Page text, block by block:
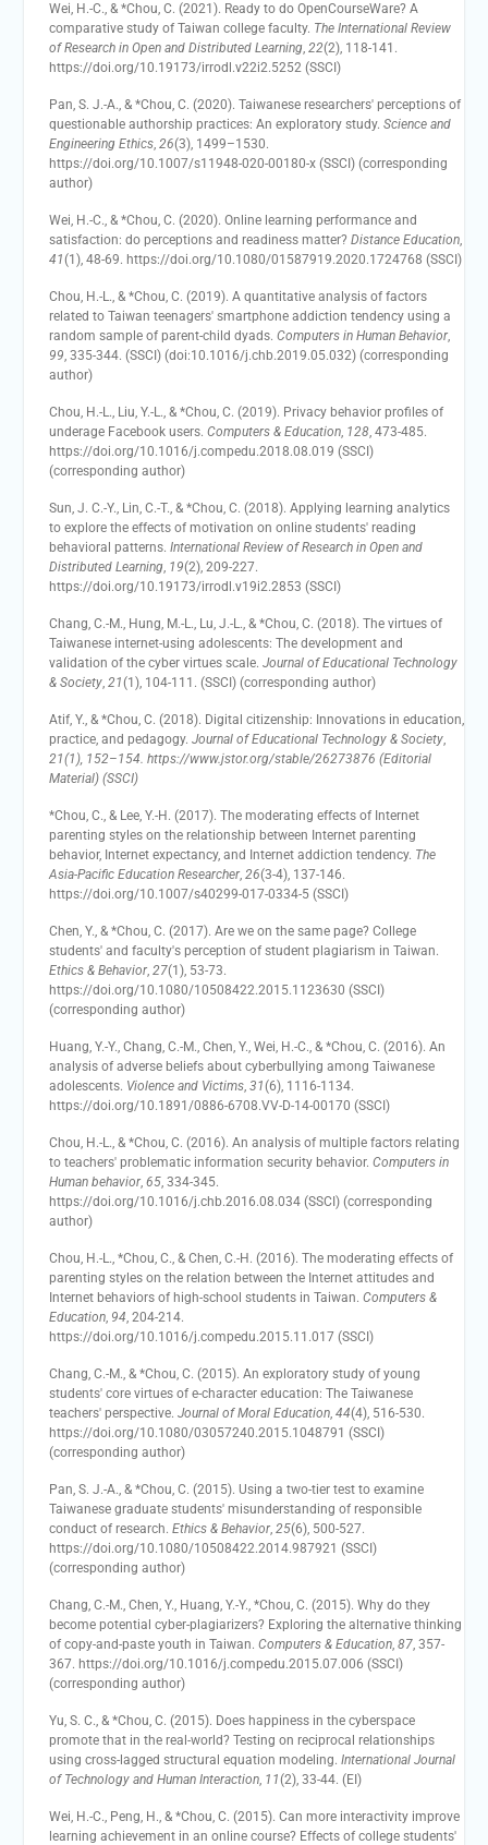
Wei, H.-C., & *Chou, C. (2021). Ready to do OpenCourseWare? A
comparative study of Taiwan college faculty. The International Review
of Research in Open and Distributed Learning, 22(2), 118-141.
https://doi.org/10.19173/irrodl.v22i2.5252 (SSCI)
Pan, S. J.-A., & *Chou, C. (2020). Taiwanese researchers' perceptions of
questionable authorship practices: An exploratory study. Science and
Engineering Ethics, 26(3), 1499–1530.
https://doi.org/10.1007/s11948-020-00180-x (SSCI) (corresponding
author)
Wei, H.-C., & *Chou, C. (2020). Online learning performance and
satisfaction: do perceptions and readiness matter? Distance Education,
41(1), 48-69. https://doi.org/10.1080/01587919.2020.1724768 (SSCI)
Chou, H.-L., & *Chou, C. (2019). A quantitative analysis of factors
related to Taiwan teenagers' smartphone addiction tendency using a
random sample of parent-child dyads. Computers in Human Behavior,
99, 335-344. (SSCI) (doi:10.1016/j.chb.2019.05.032) (corresponding
author)
Chou, H.-L., Liu, Y.-L., & *Chou, C. (2019). Privacy behavior profiles of
underage Facebook users. Computers & Education, 128, 473-485.
https://doi.org/10.1016/j.compedu.2018.08.019 (SSCI)
(corresponding author)
Sun, J. C.-Y., Lin, C.-T., & *Chou, C. (2018). Applying learning analytics
to explore the effects of motivation on online students' reading
behavioral patterns. International Review of Research in Open and
Distributed Learning, 19(2), 209-227.
https://doi.org/10.19173/irrodl.v19i2.2853 (SSCI)
Chang, C.-M., Hung, M.-L., Lu, J.-L., & *Chou, C. (2018). The virtues of
Taiwanese internet-using adolescents: The development and
validation of the cyber virtues scale. Journal of Educational Technology
& Society, 21(1), 104-111. (SSCI) (corresponding author)
Atif, Y., & *Chou, C. (2018). Digital citizenship: Innovations in education,
practice, and pedagogy. Journal of Educational Technology & Society,
21(1), 152–154. https://www.jstor.org/stable/26273876 (Editorial
Material) (SSCI)
*Chou, C., & Lee, Y.-H. (2017). The moderating effects of Internet
parenting styles on the relationship between Internet parenting
behavior, Internet expectancy, and Internet addiction tendency. The
Asia-Pacific Education Researcher, 26(3-4), 137-146.
https://doi.org/10.1007/s40299-017-0334-5 (SSCI)
Chen, Y., & *Chou, C. (2017). Are we on the same page? College
students' and faculty's perception of student plagiarism in Taiwan.
Ethics & Behavior, 27(1), 53-73.
https://doi.org/10.1080/10508422.2015.1123630 (SSCI)
(corresponding author)
Huang, Y.-Y., Chang, C.-M., Chen, Y., Wei, H.-C., & *Chou, C. (2016). An
analysis of adverse beliefs about cyberbullying among Taiwanese
adolescents. Violence and Victims, 31(6), 1116-1134.
https://doi.org/10.1891/0886-6708.VV-D-14-00170 (SSCI)
Chou, H.-L., & *Chou, C. (2016). An analysis of multiple factors relating
to teachers' problematic information security behavior. Computers in
Human behavior, 65, 334-345.
https://doi.org/10.1016/j.chb.2016.08.034 (SSCI) (corresponding
author)
Chou, H.-L., *Chou, C., & Chen, C.-H. (2016). The moderating effects of
parenting styles on the relation between the Internet attitudes and
Internet behaviors of high-school students in Taiwan. Computers &
Education, 94, 204-214.
https://doi.org/10.1016/j.compedu.2015.11.017 (SSCI)
Chang, C.-M., & *Chou, C. (2015). An exploratory study of young
students' core virtues of e-character education: The Taiwanese
teachers' perspective. Journal of Moral Education, 44(4), 516-530.
https://doi.org/10.1080/03057240.2015.1048791 (SSCI)
(corresponding author)
Pan, S. J.-A., & *Chou, C. (2015). Using a two-tier test to examine
Taiwanese graduate students' misunderstanding of responsible
conduct of research. Ethics & Behavior, 25(6), 500-527.
https://doi.org/10.1080/10508422.2014.987921 (SSCI)
(corresponding author)
Chang, C.-M., Chen, Y., Huang, Y.-Y., *Chou, C. (2015). Why do they
become potential cyber-plagiarizers? Exploring the alternative thinking
of copy-and-paste youth in Taiwan. Computers & Education, 87, 357-
367. https://doi.org/10.1016/j.compedu.2015.07.006 (SSCI)
(corresponding author)
Yu, S. C., & *Chou, C. (2015). Does happiness in the cyberspace
promote that in the real-world? Testing on reciprocal relationships
using cross-lagged structural equation modeling. International Journal
of Technology and Human Interaction, 11(2), 33-44. (EI)
Wei, H.-C., Peng, H., & *Chou, C. (2015). Can more interactivity improve
learning achievement in an online course? Effects of college students'